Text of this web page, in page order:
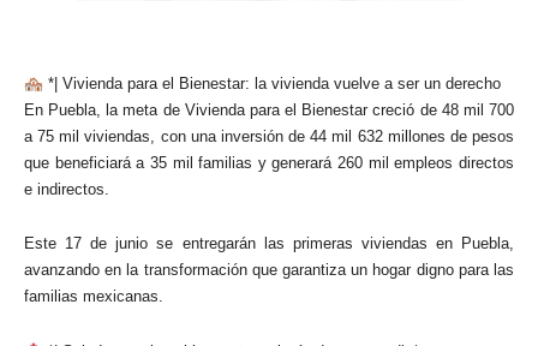
*| Vivienda para el Bienestar: la vivienda vuelve a ser un derecho
En Puebla, la meta de Vivienda para el Bienestar creció de 48 mil 700
a 75 mil viviendas, con una inversión de 44 mil 632 millones de pesos
que beneficiará a 35 mil familias y generará 260 mil empleos directos
e indirectos.
Este 17 de junio se entregarán las primeras viviendas en Puebla,
avanzando en la transformación que garantiza un hogar digno para las
familias mexicanas.